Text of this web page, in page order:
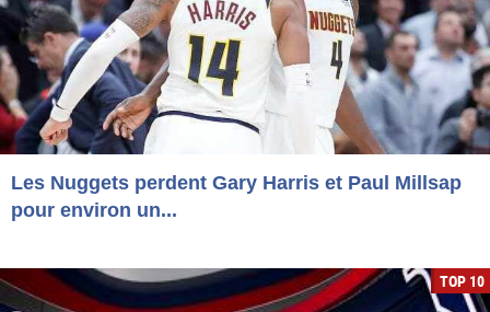
Les Nuggets perdent Gary Harris et Paul Millsap
pour environ un...
TOP 10